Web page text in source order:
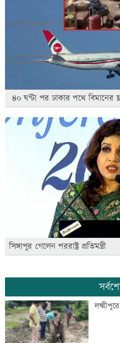
৪০ ঘণ্টা পর ঢাকার পথে বিমানের
সিঙ্গাপুর গেলেন পররাষ্ট্র প্রতিমন্ত্রী